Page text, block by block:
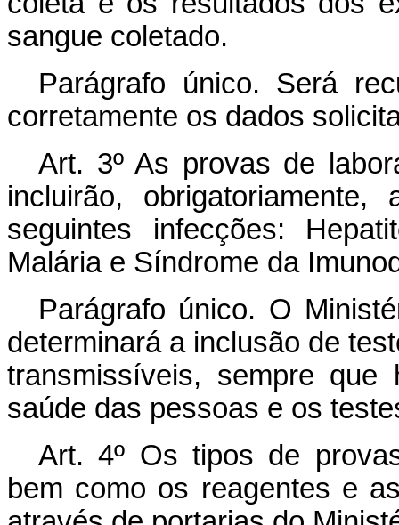
sangue coletado.
Parágrafo único. Será
corretamente os dados
Art. 3º As provas de
incluirão,
seguintes infecções:
Malária e Síndrome da
Parágrafo único. O
determinará a inclusão de
transmissíveis, sempre
saúde das pessoas e os
Art. 4º Os tipos de
bem como os reagentes e